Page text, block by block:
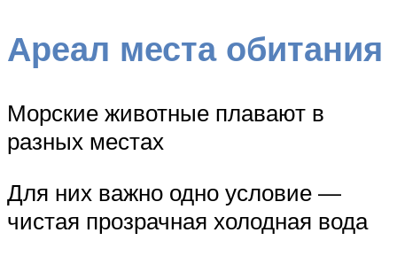
Ареал места обитания
Морские животные плавают в
разных местах
Для них важно одно условие —
чистая прозрачная холодная вода